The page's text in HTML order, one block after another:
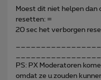
Moest dit niet helpen dan
resetten: =
20 sec het verborgen
PS: PX Moderatoren
omdat ze u zouden